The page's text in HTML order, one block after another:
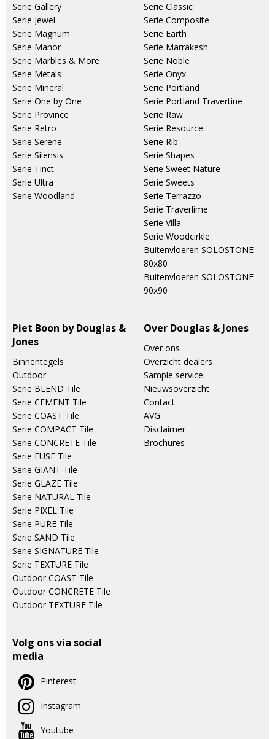
Serie Gallery
Serie Jewel
Serie Magnum
Serie Manor
Serie Marbles & More
Serie Metals
Serie Mineral
Serie One by One
Serie Province
Serie Retro
Serie Serene
Serie Silensis
Serie Tinct
Serie Ultra
Serie Woodland
Serie Classic
Serie Composite
Serie Earth
Serie Marrakesh
Serie Noble
Serie Onyx
Serie Portland
Serie Portland Travertine
Serie Raw
Serie Resource
Serie Rib
Serie Shapes
Serie Sweet Nature
Serie Sweets
Serie Terrazzo
Serie Traverlime
Serie Villa
Serie Woodcirkle
Buitenvloeren SOLOSTONE
80x80
Buitenvloeren SOLOSTONE
90x90
Piet Boon by Douglas &
Jones
Binnentegels
Outdoor
Serie BLEND Tile
Serie CEMENT Tile
Serie COAST Tile
Serie COMPACT Tile
Serie CONCRETE Tile
Serie FUSE Tile
Serie GIANT Tile
Serie GLAZE Tile
Serie NATURAL Tile
Serie PIXEL Tile
Serie PURE Tile
Serie SAND Tile
Serie SIGNATURE Tile
Serie TEXTURE Tile
Outdoor COAST Tile
Outdoor CONCRETE Tile
Outdoor TEXTURE Tile
Over Douglas & Jones
Over ons
Overzicht dealers
Sample service
Nieuwsoverzicht
Contact
AVG
Disclaimer
Brochures
Volg ons via social
media
Pinterest
Instagram
Youtube